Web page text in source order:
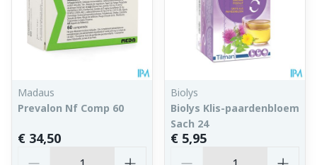
Madaus
Prevalon Nf Comp 60
€ 34,50
Biolys
Biolys Klis-paardenbloem
Sach 24
€ 5,95